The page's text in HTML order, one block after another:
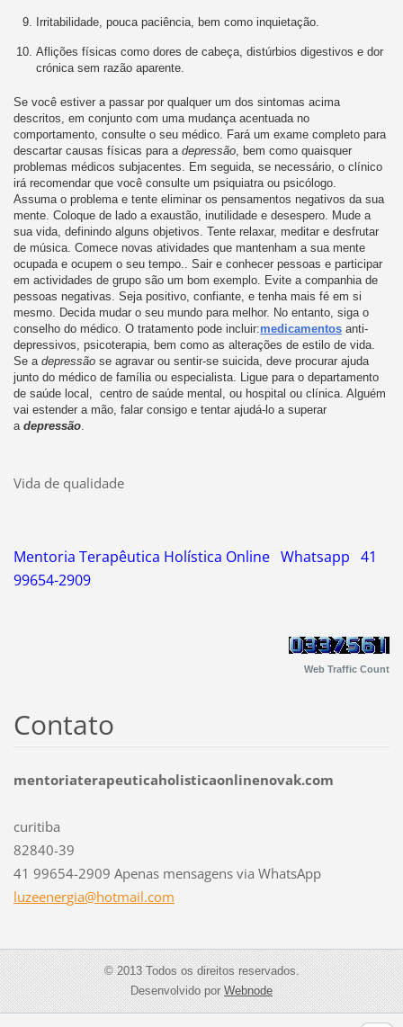
Irritabilidade, pouca paciência, bem como inquietação.
Aflições físicas como dores de cabeça, distúrbios digestivos e dor
crónica sem razão aparente.
Se você estiver a passar por qualquer um dos sintomas acima
descritos, em conjunto com uma mudança acentuada no
comportamento, consulte o seu médico. Fará um exame completo para
descartar causas físicas para a depressão, bem como quaisquer
problemas médicos subjacentes. Em seguida, se necessário, o clínico
irá recomendar que você consulte um psiquiatra ou psicólogo.
Assuma o problema e tente eliminar os pensamentos negativos da sua
mente. Coloque de lado a exaustão, inutilidade e desespero. Mude a
sua vida, definindo alguns objetivos. Tente relaxar, meditar e desfrutar
de música. Comece novas atividades que mantenham a sua mente
ocupada e ocupem o seu tempo.. Sair e conhecer pessoas e participar
em actividades de grupo são um bom exemplo. Evite a companhia de
pessoas negativas. Seja positivo, confiante, e tenha mais fé em si
mesmo. Decida mudar o seu mundo para melhor. No entanto, siga o
conselho do médico. O tratamento pode incluir:medicamentosanti-
depressivos, psicoterapia, bem como as alterações de estilo de vida.
Se a depressãose agravar ou sentir-se suicida, deve procurar ajuda
junto do médico de família ou especialista. Ligue para o departamento
de saúde local, centro de saúde mental, ou hospital ou clínica. Alguém
vai estender a mão, falar consigo e tentar ajudá-lo a superar
a depressão.
Vida de qualidade
Mentoria Terapêutica Holística Online Whatsapp 41
99654-2909
Web Traffic Count
Contato
mentoriaterapeuticaholisticaonlinenovak.com
curitiba
82840-39
41 99654-2909 Apenas mensagens via WhatsApp
luzeenergia@hotmail.com
© 2013 Todos os direitos reservados.
Desenvolvido porWebnode